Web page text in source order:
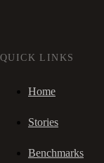
QUICK LINKS
Home
Stories
Benchmarks